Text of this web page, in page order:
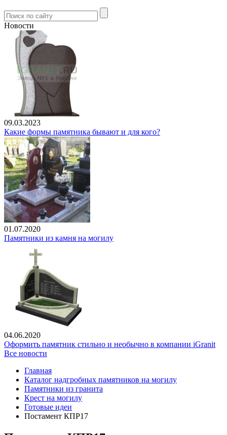
Новости
09.03.2023
Какие формы памятника бывают и для кого?
01.07.2020
Памятники из камня на могилу
04.06.2020
Оформить памятник стильно и необычно в компании iGranit
Все новости
Главная
Каталог надгробных памятников на могилу
Памятники из гранита
Крест на могилу
Готовые идеи
Постамент КПР17